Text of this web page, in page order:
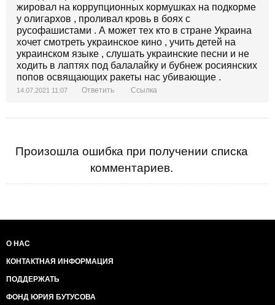
жировал на коррупционных кормушках на подкорме
у олигархов , проливал кровь в боях с
русофашистами . А может тех кто в стране Украина
хочет смотреть украинское кино , учить детей на
украинском языке , слушать украинские песни и не
ходить в лаптях под балалайку и бубнеж росиянских
попов освящающих ракеты нас убивающие .
14.07.2021 11:07 Ответить Ссылка
Произошла ошибка при получении списка
комментариев.
О НАС
КОНТАКТНАЯ ИНФОРМАЦИЯ
ПОДДЕРЖАТЬ
ФОНД ЮРИЯ БУТУСОВА